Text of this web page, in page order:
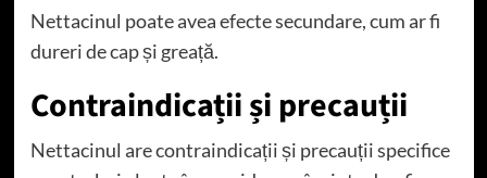
Nettacinul poate avea efecte secundare, cum ar fi
dureri de cap și greață.
Contraindicații și precauții
Nettacinul are contraindicații și precauții specifice